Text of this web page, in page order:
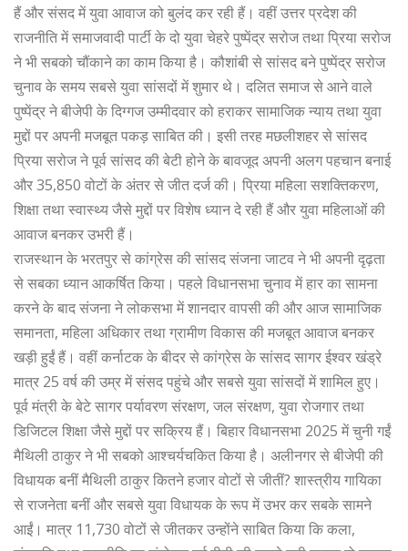
हैं और संसद में युवा आवाज को बुलंद कर रही हैं। वहीं उत्तर प्रदेश की
राजनीति में समाजवादी पार्टी के दो युवा चेहरे पुष्पेंद्र सरोज तथा प्रिया सरोज
ने भी सबको चौंकाने का काम किया है। कौशांबी से सांसद बने पुष्पेंद्र सरोज
चुनाव के समय सबसे युवा सांसदों में शुमार थे। दलित समाज से आने वाले
पुष्पेंद्र ने बीजेपी के दिग्गज उम्मीदवार को हराकर सामाजिक न्याय तथा युवा
मुद्दों पर अपनी मजबूत पकड़ साबित की। इसी तरह मछलीशहर से सांसद
प्रिया सरोज ने पूर्व सांसद की बेटी होने के बावजूद अपनी अलग पहचान बनाई
और 35,850 वोटों के अंतर से जीत दर्ज की। प्रिया महिला सशक्तिकरण,
शिक्षा तथा स्वास्थ्य जैसे मुद्दों पर विशेष ध्यान दे रही हैं और युवा महिलाओं की
आवाज बनकर उभरी हैं।
राजस्थान के भरतपुर से कांग्रेस की सांसद संजना जाटव ने भी अपनी दृढ़ता
से सबका ध्यान आकर्षित किया। पहले विधानसभा चुनाव में हार का सामना
करने के बाद संजना ने लोकसभा में शानदार वापसी की और आज सामाजिक
समानता, महिला अधिकार तथा ग्रामीण विकास की मजबूत आवाज बनकर
खड़ी हुईं हैं। वहीं कर्नाटक के बीदर से कांग्रेस के सांसद सागर ईश्वर खंड्रे
मात्र 25 वर्ष की उम्र में संसद पहुंचे और सबसे युवा सांसदों में शामिल हुए।
पूर्व मंत्री के बेटे सागर पर्यावरण संरक्षण, जल संरक्षण, युवा रोजगार तथा
डिजिटल शिक्षा जैसे मुद्दों पर सक्रिय हैं। बिहार विधानसभा 2025 में चुनी गईं
मैथिली ठाकुर ने भी सबको आश्चर्यचकित किया है। अलीनगर से बीजेपी की
विधायक बनीं मैथिली ठाकुर कितने हजार वोटों से जीतीं? शास्त्रीय गायिका
से राजनेता बनीं और सबसे युवा विधायक के रूप में उभर कर सबके सामने
आईं। मात्र 11,730 वोटों से जीतकर उन्होंने साबित किया कि कला,